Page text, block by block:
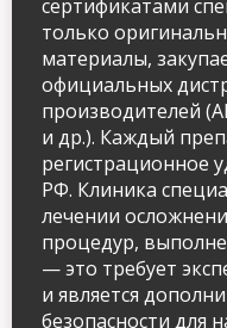
сертификатами
только
материалы,
официальных
производителей
и др.). Каждый
регистрационное
РФ. Клиника
лечении
процедур,
— это требует
и является
безопасности для